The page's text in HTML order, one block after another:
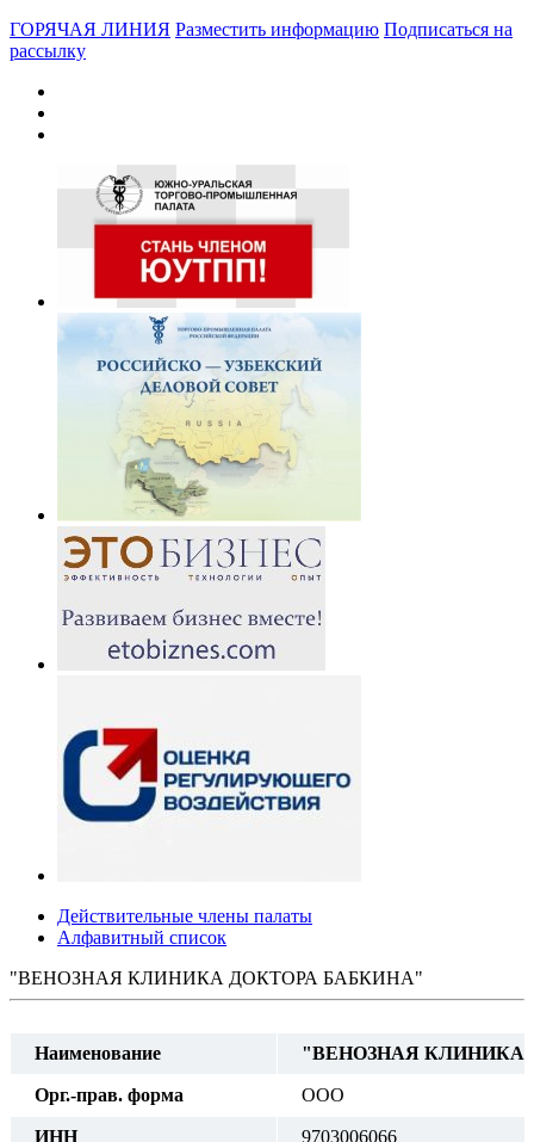
ГОРЯЧАЯ ЛИНИЯ Разместить информацию Подписаться на
рассылку
Действительные члены палаты
Алфавитный список
"ВЕНОЗНАЯ КЛИНИКА ДОКТОРА БАБКИНА"
Наименование "ВЕНОЗНАЯ КЛИНИКА
Орг.-прав. форма ООО
ИНН 9703006066